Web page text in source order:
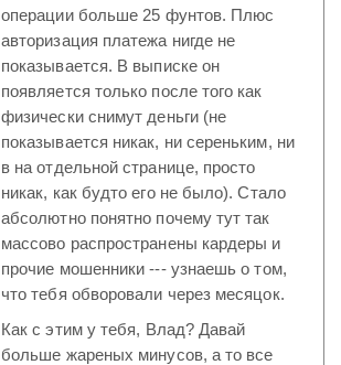
операции больше 25 фунтов. Плюс
авторизация платежа нигде не
показывается. В выписке он
появляется только после того как
физически снимут деньги (не
показывается никак, ни сереньким, ни
в на отдельной странице, просто
никак, как будто его не было). Стало
абсолютно понятно почему тут так
массово распространены кардеры и
прочие мошенники --- узнаешь о том,
что тебя обворовали через месяцок.
Как с этим у тебя, Влад? Давай
больше жареных минусов, а то все